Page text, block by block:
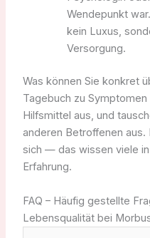
Wendepunkt
kein Luxus,
Versorgung.
Was können Sie konkret
Tagebuch zu
Hilfsmittel aus, und
anderen Betroffenen aus.
sich — das wissen viele
Erfahrung.
FAQ – Häufig gestellte
Lebensqualität bei